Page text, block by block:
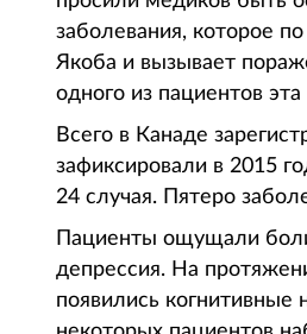
заболевания, которое
Якоба и вызывает
одного из пациентов
Всего в Канаде
зафиксировали в 2015
24 случая. Пятеро
Пациенты ощущали
депрессия. На
появились